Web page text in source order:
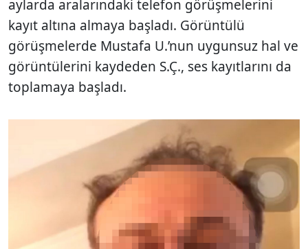
aylarda aralarındaki telefon görüşmelerini
kayıt altına almaya başladı. Görüntülü
görüşmelerde Mustafa U.’nun uygunsuz hal ve
görüntülerini kaydeden S.Ç., ses kayıtlarını da
toplamaya başladı.